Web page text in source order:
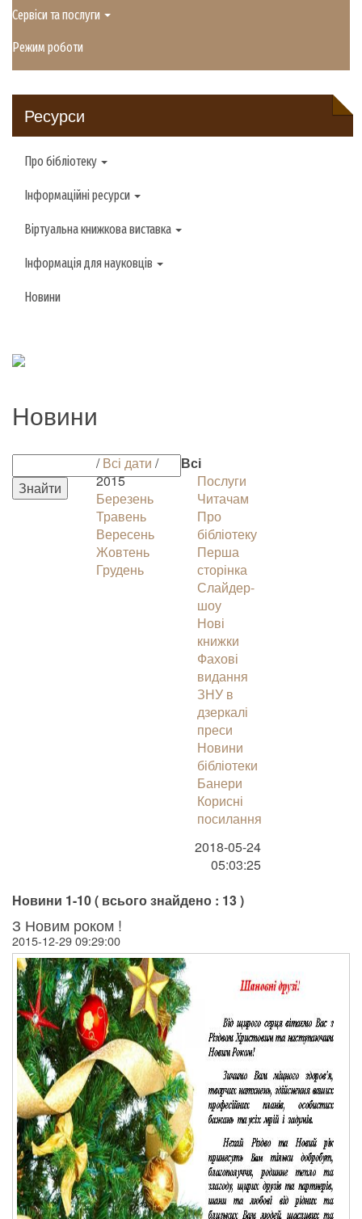
Сервіси та послуги
Режим роботи
Ресурси
Про бібліотеку
Інформаційні ресурси
Віртуальна книжкова виставка
Інформація для науковців
Новини
Новини
/Всі дати /
2015
Березень
Травень
Вересень
Жовтень
Грудень
Всі
Послуги
Читачам
Про
бібліотеку
Перша
сторінка
Слайдер-
шоу
Нові
книжки
Фахові
видання
ЗНУ в
дзеркалі
преси
Новини
бібліотеки
Банери
Корисні
посилання
2018-05-24
05:03:25
Новини 1-10 ( всього знайдено : 13 )
З Новим роком !
2015-12-29 09:29:00